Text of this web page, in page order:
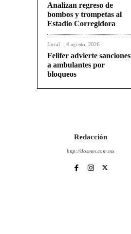
Analizan regreso de
bombos y trompetas al
Estadio Corregidora
Local 4 agosto, 2026
Felifer advierte sanciones
a ambulantes por
bloqueos
Redacción
http://dosmm.com.mx